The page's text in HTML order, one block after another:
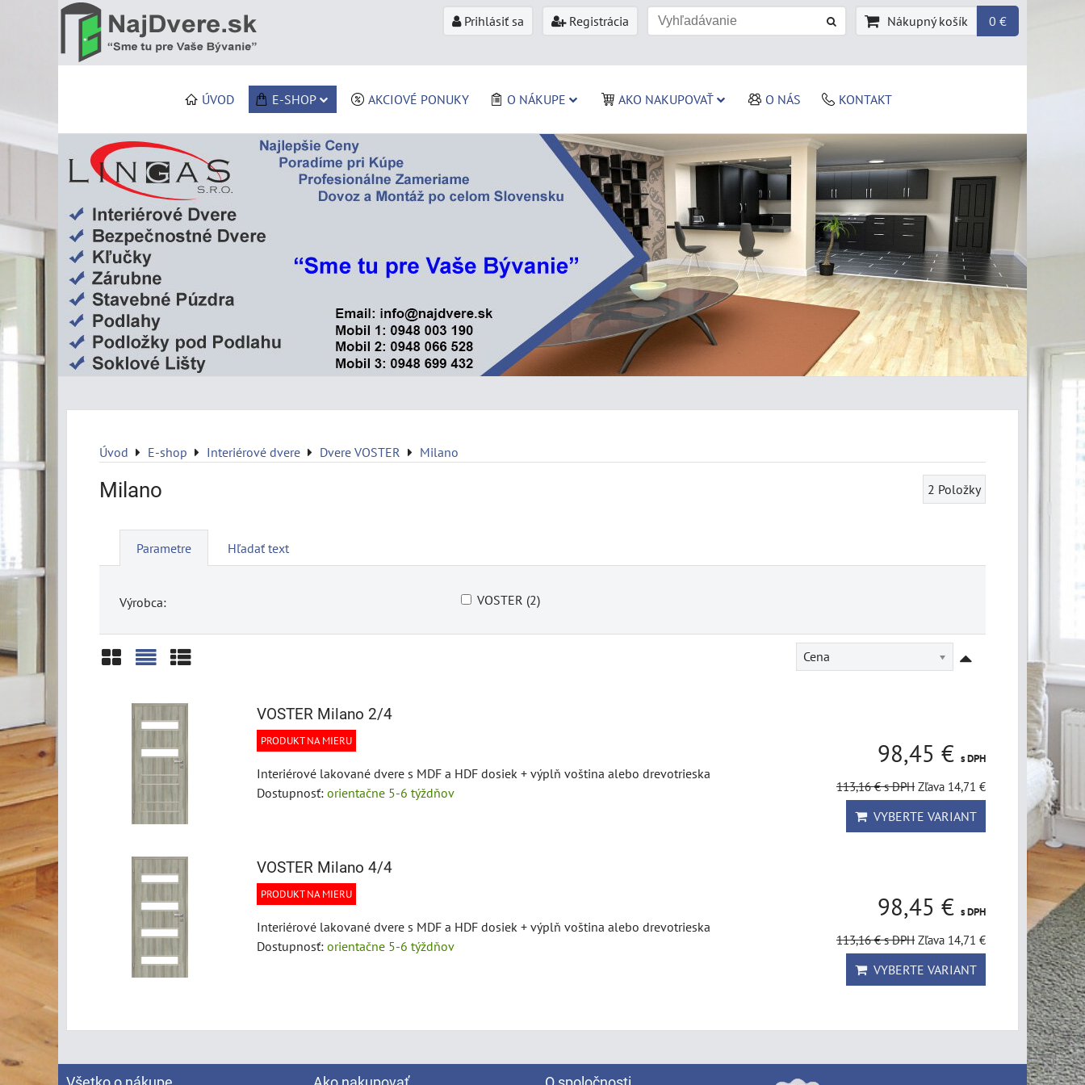
Prihlásiť sa Registrácia Nákupný košík 0 €
ÚVOD E-SHOP AKCIOVÉ PONUKY O NÁKUPE AKO NAKUPOVAŤ O NÁS KONTAKT
Úvod E-shop Interiérové dvere Dvere VOSTER Milano
Milano 2 Položky
Parametre Hľadať text
Výrobca: VOSTER (2)
Cena
VOSTER Milano 2/4
PRODUKT NA MIERU
Interiérové lakované dvere s MDF a HDF dosiek + výplň voština alebo drevotrieska
Dostupnosť: orientačne 5-6 týždňov
98,45 € s DPH
113,16 €s DPH Zľava 14,71 €
VYBERTE VARIANT
VOSTER Milano 4/4
PRODUKT NA MIERU
Interiérové lakované dvere s MDF a HDF dosiek + výplň voština alebo drevotrieska
Dostupnosť: orientačne 5-6 týždňov
98,45 € s DPH
113,16 €s DPH Zľava 14,71 €
VYBERTE VARIANT